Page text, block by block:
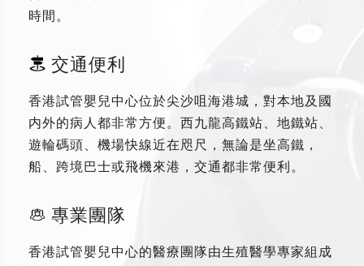
時間。
交通便利
香港試管嬰兒中心位於尖沙咀海港城，對本地及國
内外的病人都非常方便。西九龍高鐵站、地鐵站、
遊輪碼頭、機場快線近在咫尺，無論是坐高鐵，
船、跨境巴士或飛機來港，交通都非常便利。
專業團隊
香港試管嬰兒中心的醫療團隊由生殖醫學專家組成